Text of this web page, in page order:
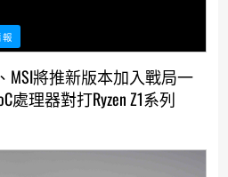
MSI將推新版本加入戰局一
處理器對打Ryzen Z1系列